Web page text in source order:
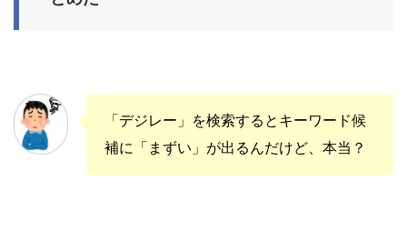
「デジレー」を検索するとキーワード候
補に「まずい」が出るんだけど、本当？